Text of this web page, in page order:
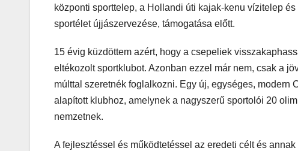
központi sporttelep, a Hollandi úti kajak-kenu vízitelep
sportélet újjászervezése, támogatása előtt.
15 évig küzdöttem azért, hogy a csepeliek
eltékozolt sportklubot. Azonban ezzel már nem, csak a
múlttal szeretnék foglalkozni. Egy új, egységes,
alapított klubhoz, amelynek a nagyszerű sportolói 20
nemzetnek.
A fejlesztéssel és működtetéssel az eredeti célt és